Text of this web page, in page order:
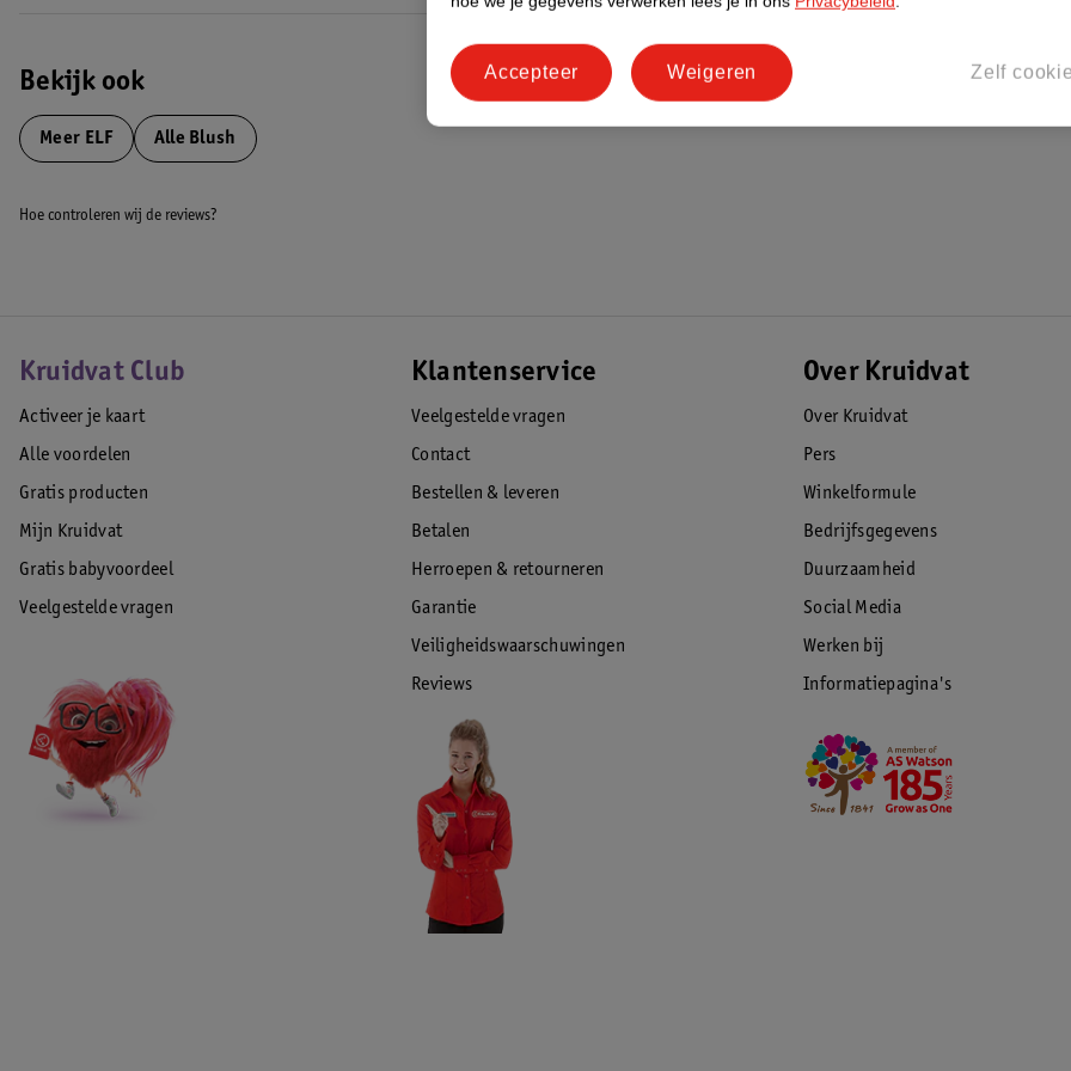
Bekijk ook
Meer ELF Alle Blush
Hoe controleren wij de reviews?
Kruidvat Club
Activeer je kaart
Alle voordelen
Gratis producten
Mijn Kruidvat
Gratis babyvoordeel
Veelgestelde vragen
Klantenservice
Veelgestelde vragen
Contact
Bestellen & leveren
Betalen
Herroepen & retourneren
Garantie
Veiligheidswaarschuwingen
Reviews
Over Kruidvat
Over Kruidvat
Pers
Winkelformule
Bedrijfsgegevens
Duurzaamheid
Social Media
Werken bij
Informatiepagina's
Zelf
Weigeren
Accepteer